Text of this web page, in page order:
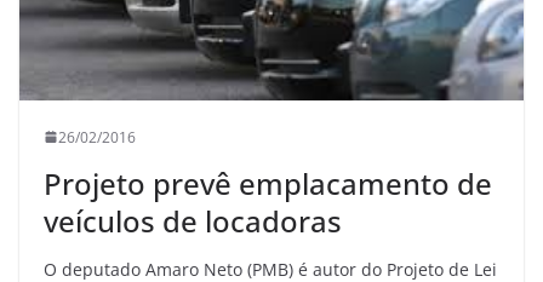
26/02/2016
Projeto prevê emplacamento de
veículos de locadoras
O deputado Amaro Neto (PMB) é autor do Projeto de Lei